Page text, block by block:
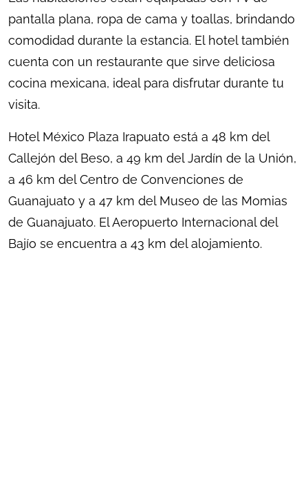
pantalla plana, ropa de cama y toallas, brindando
comodidad durante la estancia. El hotel también
cuenta con un restaurante que sirve deliciosa
cocina mexicana, ideal para disfrutar durante tu
visita.
Hotel México Plaza Irapuato está a 48 km del
Callejón del Beso, a 49 km del Jardín de la Unión,
a 46 km del Centro de Convenciones de
Guanajuato y a 47 km del Museo de las Momias
de Guanajuato. El Aeropuerto Internacional del
Bajío se encuentra a 43 km del alojamiento.